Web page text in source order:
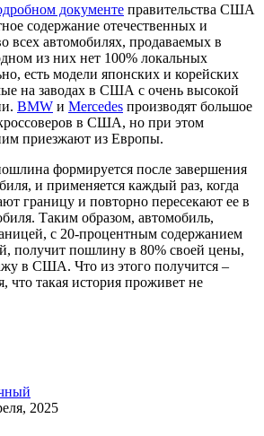
документе правительства США
содержание отечественных и
всех автомобилях, продаваемых в
из них нет 100% локальных
есть модели японских и корейских
на заводах в США с очень высокой
BMW и Mercedes производят большое
в США, но при этом
приезжают из Европы.
формируется после завершения
и применяется каждый раз, когда
границу и повторно пересекают ее в
Таким образом, автомобиль,
с 20-процентным содержанием
получит пошлину в 80% своей цены,
в США. Что из этого получится –
что такая история проживет не
2025